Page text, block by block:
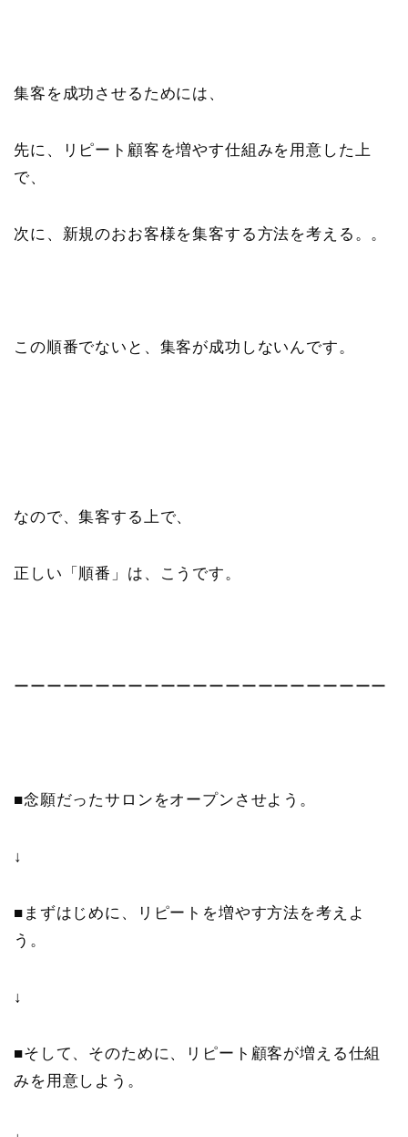
集客を成功させるためには、
先に、リピート顧客を増やす仕組みを用意した上
で、
次に、新規のおお客様を集客する方法を考える。。
この順番でないと、集客が成功しないんです。
なので、集客する上で、
正しい「順番」は、こうです。
ーーーーーーーーーーーーーーーーーーーーーーー
■念願だったサロンをオープンさせよう。
↓
■まずはじめに、リピートを増やす方法を考えよ
う。
↓
■そして、そのために、リピート顧客が増える仕組
みを用意しよう。